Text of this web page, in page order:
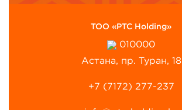
ТОО «PTC Holding»
010000
Астана, пр. Туран, 18
+7 (7172) 277-237